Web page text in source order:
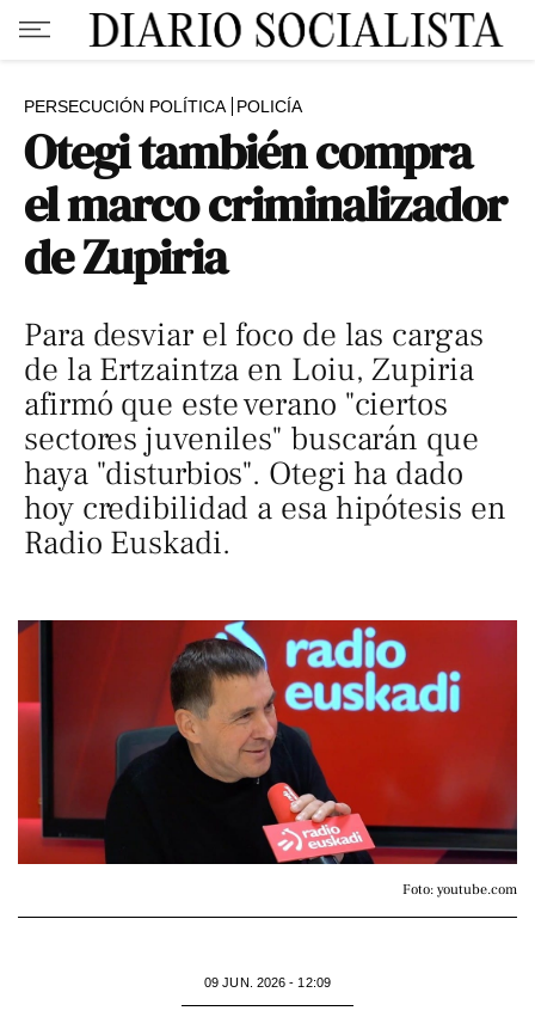
PERSECUCIÓN POLÍTICA POLICÍA
Otegi también compra
el marco criminalizador
de Zupiria
Para desviar el foco de las cargas
de la Ertzaintza en Loiu, Zupiria
afirmó que este verano "ciertos
sectores juveniles" buscarán que
haya "disturbios". Otegi ha dado
hoy credibilidad a esa hipótesis en
Radio Euskadi.
Foto: youtube.com
09 JUN. 2026 - 12:09